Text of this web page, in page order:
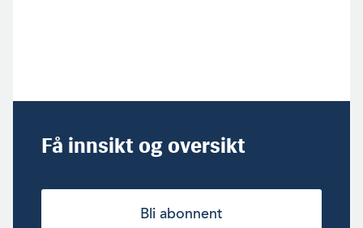
Få innsikt og oversikt
Bli abonnent